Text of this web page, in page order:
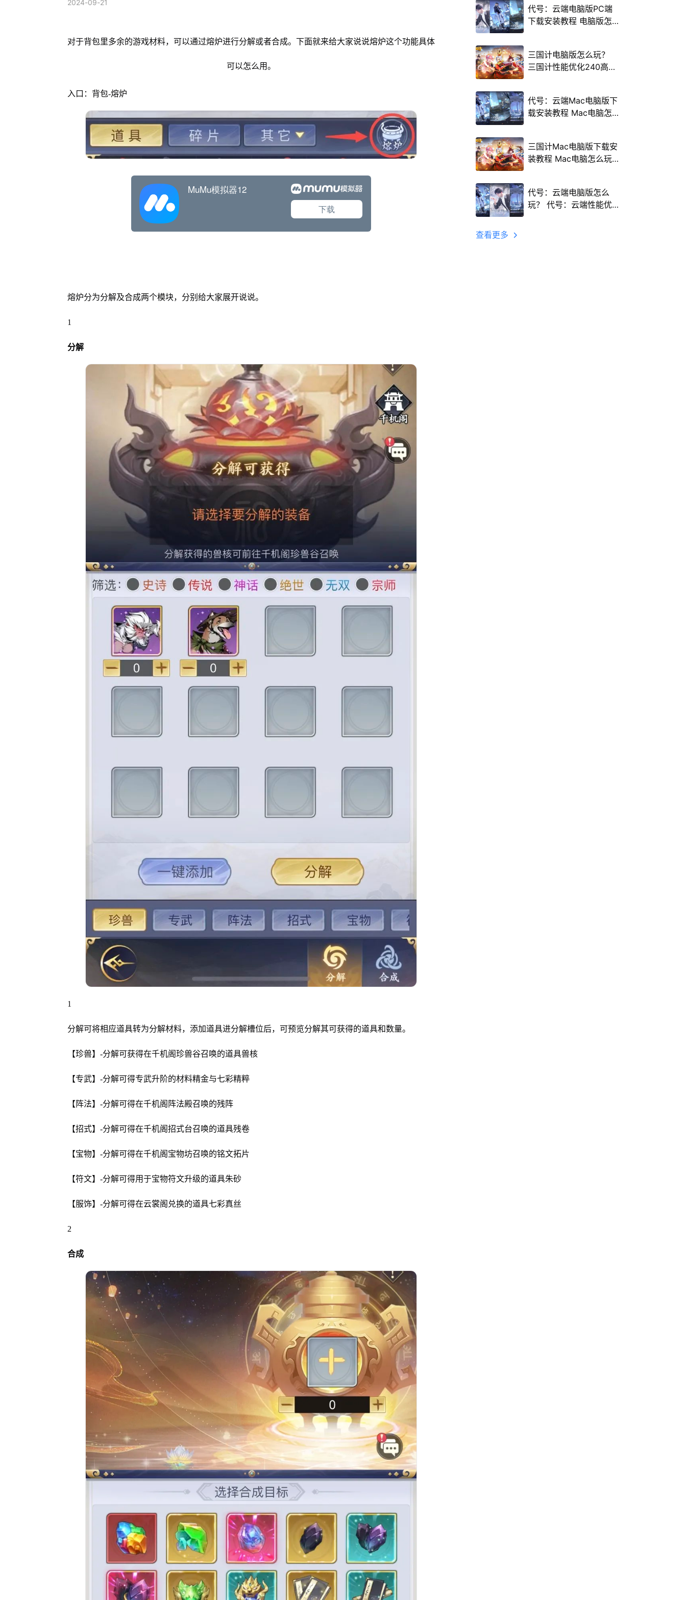
2024-09-21
对于背包里多余的游戏材料，可以通过熔炉进行分解或者合成。下面就来给大家说说熔炉这个功能具体
可以怎么用。
入口：背包-熔炉
熔炉分为分解及合成两个模块，分别给大家展开说说。
1
分解
1
分解可将相应道具转为分解材料，添加道具进分解槽位后，可预览分解其可获得的道具和数量。
【珍兽】-分解可获得在千机阁珍兽谷召唤的道具兽核
【专武】-分解可得专武升阶的材料精金与七彩精粹
【阵法】-分解可得在千机阁阵法殿召唤的残阵
【招式】-分解可得在千机阁招式台召唤的道具残卷
【宝物】-分解可得在千机阁宝物坊召唤的铭文拓片
【符文】-分解可得用于宝物符文升级的道具朱砂
【服饰】-分解可得在云裳阁兑换的道具七彩真丝
2
合成
代号：云端电脑版PC端
下载安装教程 电脑版怎
三国计电脑版怎么玩？
三国计性能优化240高帧
代号：云端Mac电脑版下
载安装教程 Mac电脑怎
三国计Mac电脑版下载安
装教程 Mac电脑怎么玩
代号：云端电脑版怎么
玩？ 代号：云端性能优
查看更多